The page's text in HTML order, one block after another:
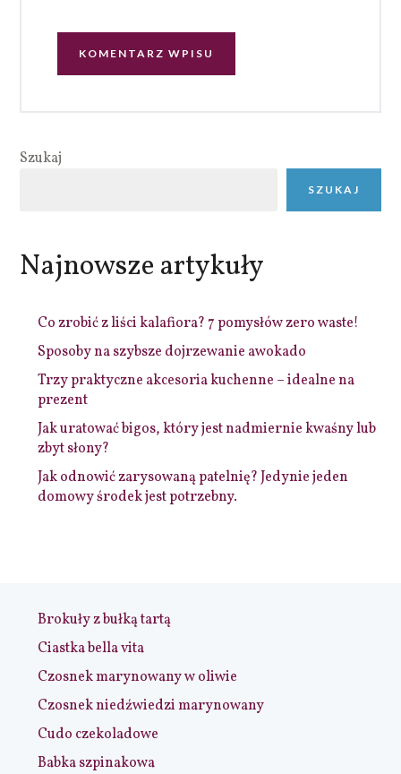
Szukaj
SZUKAJ
Najnowsze artykuły
Co zrobić z liści kalafiora? 7 pomysłów zero waste!
Sposoby na szybsze dojrzewanie awokado
Trzy praktyczne akcesoria kuchenne – idealne na
prezent
Jak uratować bigos, który jest nadmiernie kwaśny lub
zbyt słony?
Jak odnowić zarysowaną patelnię? Jedynie jeden
domowy środek jest potrzebny.
Brokuły z bułką tartą
Ciastka bella vita
Czosnek marynowany w oliwie
Czosnek niedźwiedzi marynowany
Cudo czekoladowe
Babka szpinakowa